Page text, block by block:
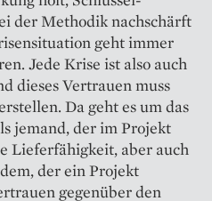
der Methodik nachschärft
geht immer
Jede Krise ist also auch
dieses Vertrauen muss
Da geht es um das
jemand, der im Projekt
Lieferfähigkeit, aber auch
der ein Projekt
gegenüber den